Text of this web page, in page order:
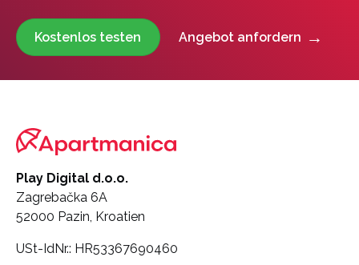
Kostenlos testen Angebot anfordern
Play Digital d.o.o.
Zagrebačka 6A
52000 Pazin, Kroatien
USt-IdNr.: HR53367690460